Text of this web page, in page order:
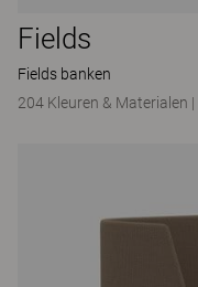
Fields
Fields banken
204 Kleuren & Materialen |